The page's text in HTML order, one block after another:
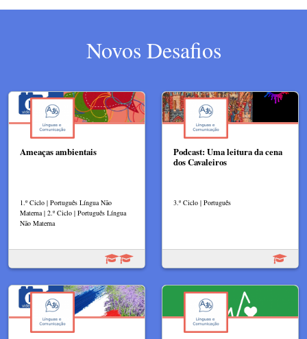
Novos Desafios
Ameaças ambientais
1.º Ciclo | Português Língua Não
Materna | 2.º Ciclo | Português Língua
Não Materna
Podcast: Uma leitura da cena
dos Cavaleiros
3.º Ciclo | Português